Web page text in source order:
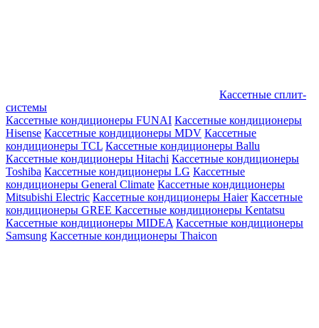
Кассетные сплит-
системы
Кассетные кондиционеры FUNAI Кассетные кондиционеры
Hisense Кассетные кондиционеры MDV Кассетные
кондиционеры TCL Кассетные кондиционеры Ballu
Кассетные кондиционеры Hitachi Кассетные кондиционеры
Toshiba Кассетные кондиционеры LG Кассетные
кондиционеры General Climate Кассетные кондиционеры
Mitsubishi Electric Кассетные кондиционеры Haier Кассетные
кондиционеры GREE Кассетные кондиционеры Kentatsu
Кассетные кондиционеры MIDEA Кассетные кондиционеры
Samsung Кассетные кондиционеры Thaicon